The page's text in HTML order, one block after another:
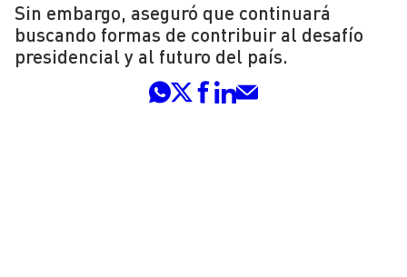
Sin embargo, aseguró que continuará
buscando formas de contribuir al desafío
presidencial y al futuro del país.